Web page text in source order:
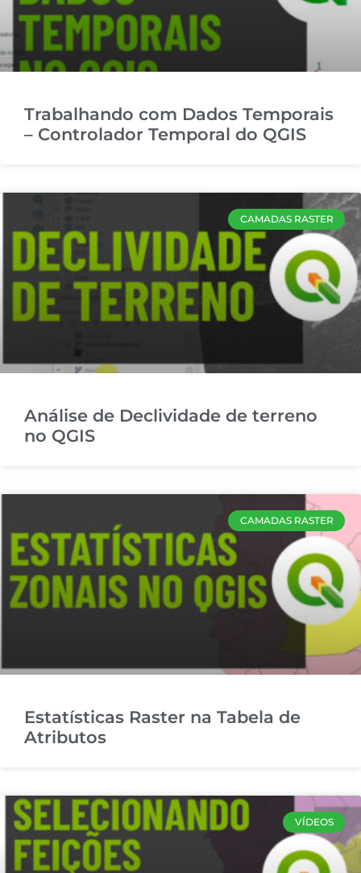
Trabalhando com Dados Temporais
– Controlador Temporal do QGIS
CAMADAS RASTER
Análise de Declividade de terreno
no QGIS
CAMADAS RASTER
Estatísticas Raster na Tabela de
Atributos
VÍDEOS